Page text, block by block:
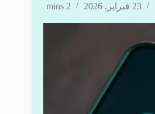
23 فبراير, 2026 2 mins